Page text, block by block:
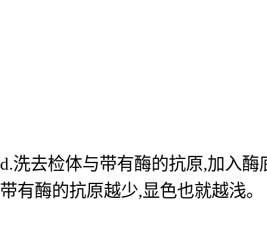
d.洗去检体与带有酶的抗原,加入
带有酶的抗原越少,显色也就越浅。